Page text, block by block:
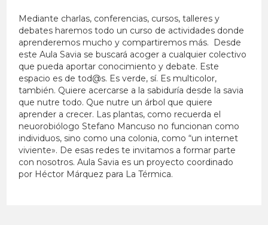
Mediante charlas, conferencias, cursos, talleres y
debates haremos todo un curso de actividades donde
aprenderemos mucho y compartiremos más. Desde
este Aula Savia se buscará acoger a cualquier colectivo
que pueda aportar conocimiento y debate. Este
espacio es de tod@s. Es verde, sí. Es multicolor,
también. Quiere acercarse a la sabiduría desde la savia
que nutre todo. Que nutre un árbol que quiere
aprender a crecer. Las plantas, como recuerda el
neuorobiólogo Stefano Mancuso no funcionan como
individuos, sino como una colonia, como “un internet
viviente». De esas redes te invitamos a formar parte
con nosotros. Aula Savia es un proyecto coordinado
por Héctor Márquez para La Térmica.